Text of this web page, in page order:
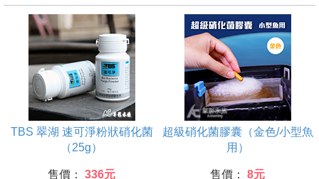
TBS 翠湖 速可淨粉狀硝化菌
（25g）
售價： 336元
超級硝化菌膠囊（金色/小型魚
用）
售價： 8元